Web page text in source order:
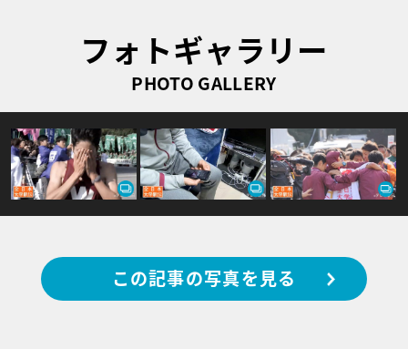
フォトギャラリー
PHOTO GALLERY
この記事の写真を見る